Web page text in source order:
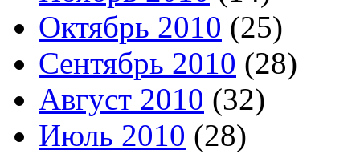
Октябрь 2010 (25)
Сентябрь 2010 (28)
Август 2010 (32)
Июль 2010 (28)